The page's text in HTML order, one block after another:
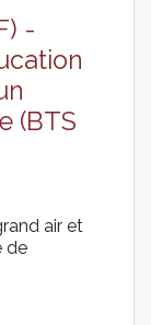
-
(BTS
air et
de